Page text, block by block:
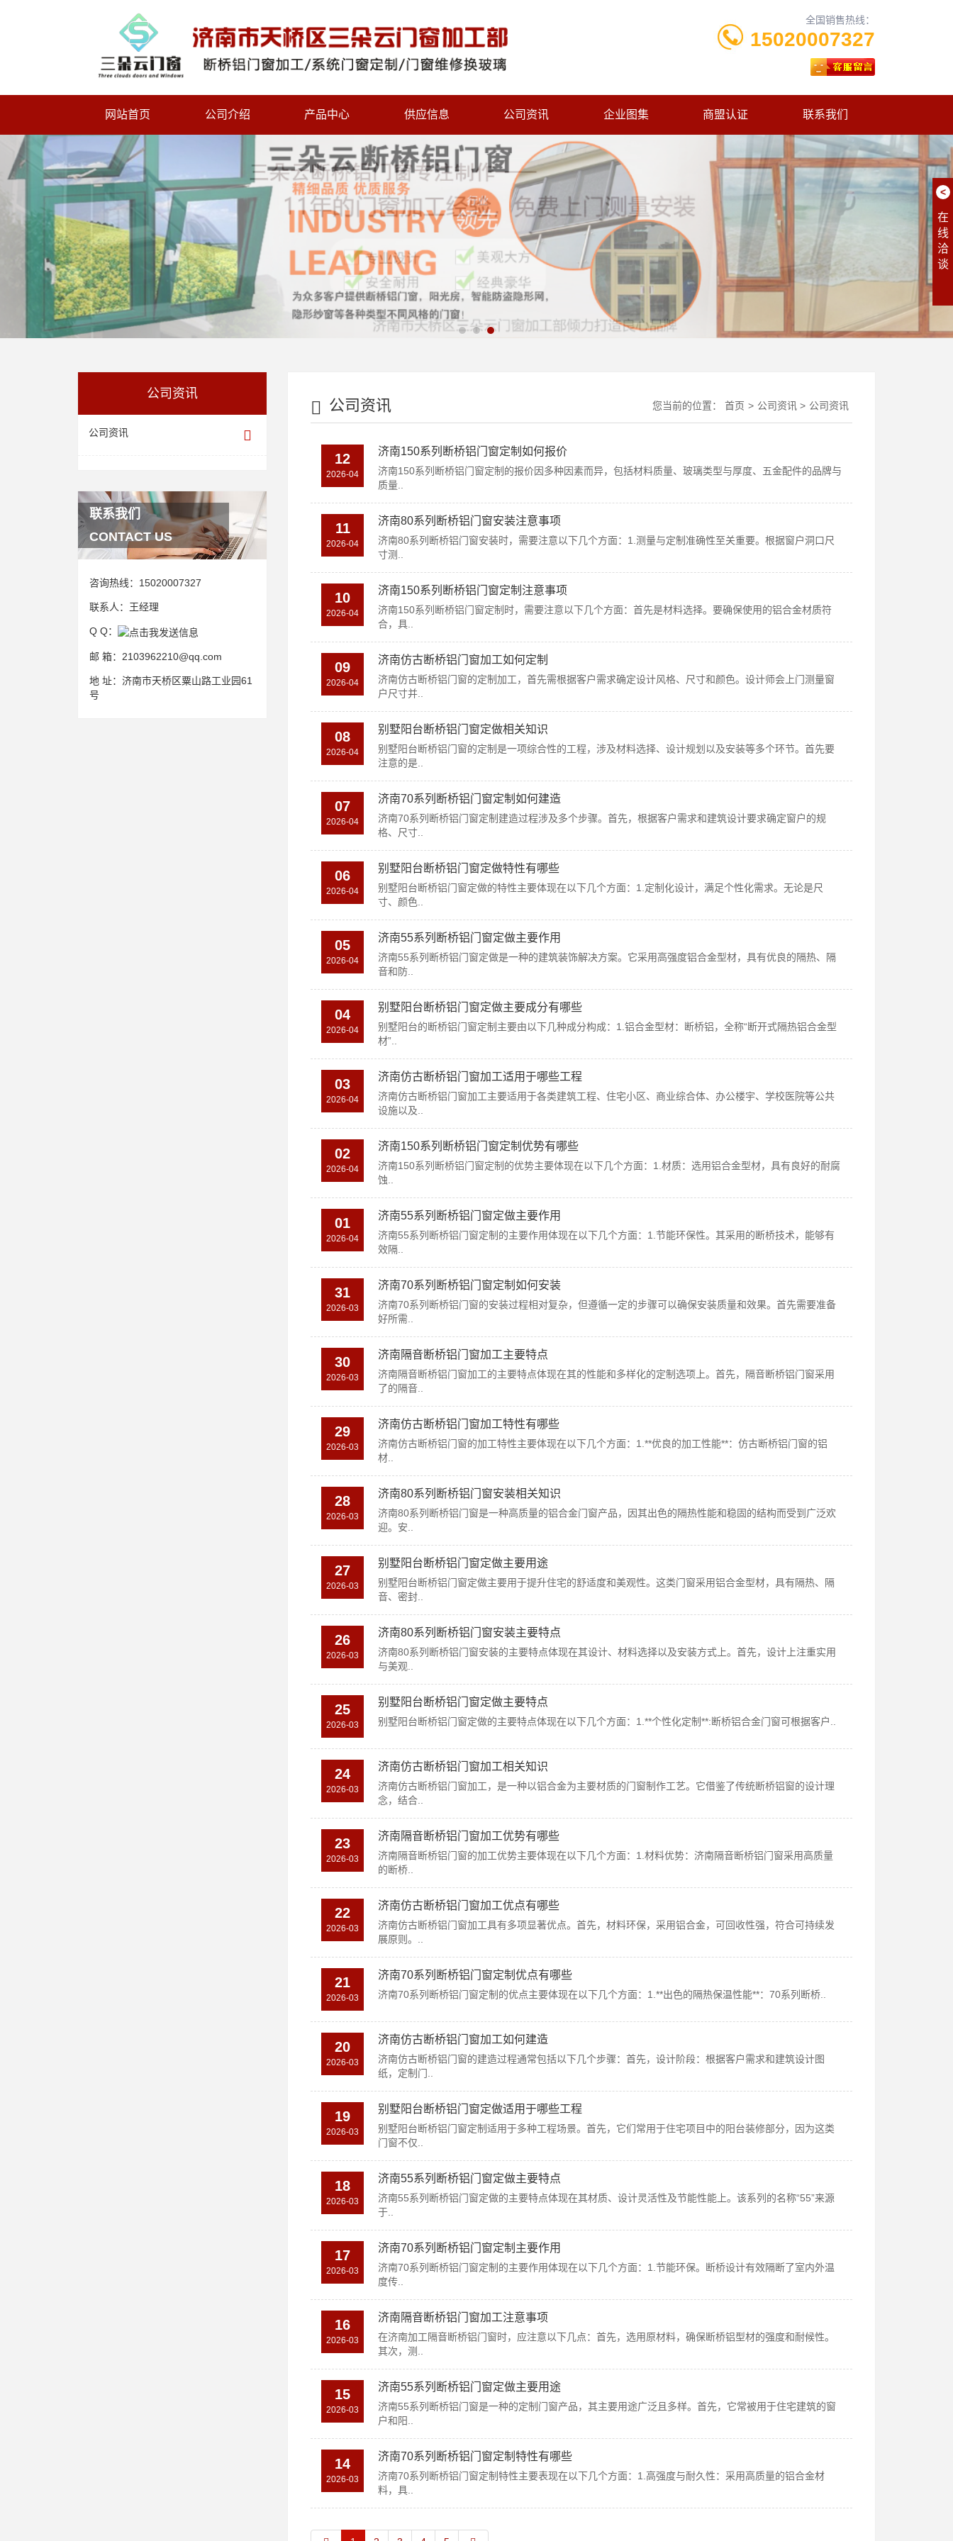
全国销售热线：
15020007327
网站首页 公司介绍 产品中心 供应信息 公司资讯 企业图集 商盟认证 联系我们
公司资讯
公司资讯
联系我们
CONTACT US
咨询热线： 15020007327
联系人： 王经理
Q Q：
邮 箱： 2103962210@qq.com
地 址： 济南市天桥区粟山路工业园61
号
公司资讯 您当前的位置： 首页 > 公司资讯 > 公司资讯
12
2026-04
济南150系列断桥铝门窗定制如何报价
济南150系列断桥铝门窗定制的报价因多种因素而异，包括材料质量、玻璃类型与厚度、五金配件的品牌与
质量..
11
2026-04
济南80系列断桥铝门窗安装注意事项
济南80系列断桥铝门窗安装时，需要注意以下几个方面：1.测量与定制准确性至关重要。根据窗户洞口尺
寸测..
10
2026-04
济南150系列断桥铝门窗定制注意事项
济南150系列断桥铝门窗定制时，需要注意以下几个方面：首先是材料选择。要确保使用的铝合金材质符
合，具..
09
2026-04
济南仿古断桥铝门窗加工如何定制
济南仿古断桥铝门窗的定制加工，首先需根据客户需求确定设计风格、尺寸和颜色。设计师会上门测量窗
户尺寸并..
08
2026-04
别墅阳台断桥铝门窗定做相关知识
别墅阳台断桥铝门窗的定制是一项综合性的工程，涉及材料选择、设计规划以及安装等多个环节。首先要
注意的是..
07
2026-04
济南70系列断桥铝门窗定制如何建造
济南70系列断桥铝门窗定制建造过程涉及多个步骤。首先，根据客户需求和建筑设计要求确定窗户的规
格、尺寸..
06
2026-04
别墅阳台断桥铝门窗定做特性有哪些
别墅阳台断桥铝门窗定做的特性主要体现在以下几个方面：1.定制化设计，满足个性化需求。无论是尺
寸、颜色..
05
2026-04
济南55系列断桥铝门窗定做主要作用
济南55系列断桥铝门窗定做是一种的建筑装饰解决方案。它采用高强度铝合金型材，具有优良的隔热、隔
音和防..
04
2026-04
别墅阳台断桥铝门窗定做主要成分有哪些
别墅阳台的断桥铝门窗定制主要由以下几种成分构成：1.铝合金型材：断桥铝，全称“断开式隔热铝合金型
材”..
03
2026-04
济南仿古断桥铝门窗加工适用于哪些工程
济南仿古断桥铝门窗加工主要适用于各类建筑工程、住宅小区、商业综合体、办公楼宇、学校医院等公共
设施以及..
02
2026-04
济南150系列断桥铝门窗定制优势有哪些
济南150系列断桥铝门窗定制的优势主要体现在以下几个方面：1.材质：选用铝合金型材，具有良好的耐腐
蚀..
01
2026-04
济南55系列断桥铝门窗定做主要作用
济南55系列断桥铝门窗定制的主要作用体现在以下几个方面：1.节能环保性。其采用的断桥技术，能够有
效隔..
31
2026-03
济南70系列断桥铝门窗定制如何安装
济南70系列断桥铝门窗的安装过程相对复杂，但遵循一定的步骤可以确保安装质量和效果。首先需要准备
好所需..
30
2026-03
济南隔音断桥铝门窗加工主要特点
济南隔音断桥铝门窗加工的主要特点体现在其的性能和多样化的定制选项上。首先，隔音断桥铝门窗采用
了的隔音..
29
2026-03
济南仿古断桥铝门窗加工特性有哪些
济南仿古断桥铝门窗的加工特性主要体现在以下几个方面：1.**优良的加工性能**：仿古断桥铝门窗的铝
材..
28
2026-03
济南80系列断桥铝门窗安装相关知识
济南80系列断桥铝门窗是一种高质量的铝合金门窗产品，因其出色的隔热性能和稳固的结构而受到广泛欢
迎。安..
27
2026-03
别墅阳台断桥铝门窗定做主要用途
别墅阳台断桥铝门窗定做主要用于提升住宅的舒适度和美观性。这类门窗采用铝合金型材，具有隔热、隔
音、密封..
26
2026-03
济南80系列断桥铝门窗安装主要特点
济南80系列断桥铝门窗安装的主要特点体现在其设计、材料选择以及安装方式上。首先，设计上注重实用
与美观..
25
2026-03
别墅阳台断桥铝门窗定做主要特点
别墅阳台断桥铝门窗定做的主要特点体现在以下几个方面：1.**个性化定制**:断桥铝合金门窗可根据客户..
24
2026-03
济南仿古断桥铝门窗加工相关知识
济南仿古断桥铝门窗加工，是一种以铝合金为主要材质的门窗制作工艺。它借鉴了传统断桥铝窗的设计理
念，结合..
23
2026-03
济南隔音断桥铝门窗加工优势有哪些
济南隔音断桥铝门窗的加工优势主要体现在以下几个方面：1.材料优势：济南隔音断桥铝门窗采用高质量
的断桥..
22
2026-03
济南仿古断桥铝门窗加工优点有哪些
济南仿古断桥铝门窗加工具有多项显著优点。首先，材料环保，采用铝合金，可回收性强，符合可持续发
展原则。..
21
2026-03
济南70系列断桥铝门窗定制优点有哪些
济南70系列断桥铝门窗定制的优点主要体现在以下几个方面：1.**出色的隔热保温性能**：70系列断桥..
20
2026-03
济南仿古断桥铝门窗加工如何建造
济南仿古断桥铝门窗的建造过程通常包括以下几个步骤：首先，设计阶段：根据客户需求和建筑设计图
纸，定制门..
19
2026-03
别墅阳台断桥铝门窗定做适用于哪些工程
别墅阳台断桥铝门窗定制适用于多种工程场景。首先，它们常用于住宅项目中的阳台装修部分，因为这类
门窗不仅..
18
2026-03
济南55系列断桥铝门窗定做主要特点
济南55系列断桥铝门窗定做的主要特点体现在其材质、设计灵活性及节能性能上。该系列的名称“55”来源
于..
17
2026-03
济南70系列断桥铝门窗定制主要作用
济南70系列断桥铝门窗定制的主要作用体现在以下几个方面：1.节能环保。断桥设计有效隔断了室内外温
度传..
16
2026-03
济南隔音断桥铝门窗加工注意事项
在济南加工隔音断桥铝门窗时，应注意以下几点：首先，选用原材料，确保断桥铝型材的强度和耐候性。
其次，测..
15
2026-03
济南55系列断桥铝门窗定做主要用途
济南55系列断桥铝门窗是一种的定制门窗产品，其主要用途广泛且多样。首先，它常被用于住宅建筑的窗
户和阳..
14
2026-03
济南70系列断桥铝门窗定制特性有哪些
济南70系列断桥铝门窗定制特性主要表现在以下几个方面：1.高强度与耐久性：采用高质量的铝合金材
料，具..
<
在
线
洽
谈